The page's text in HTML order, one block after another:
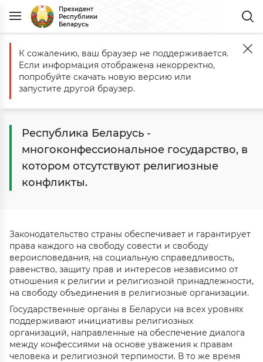
Президент
Республики
Беларусь
Главная Беларусь Гражданское общество Религия
Религия
Республика Беларусь -
многоконфессиональное государство, в
котором отсутствуют религиозные
конфликты.
Законодательство страны обеспечивает и гарантирует
права каждого на свободу совести и свободу
вероисповедания, на социальную справедливость,
равенство, защиту прав и интересов независимо от
отношения к религии и религиозной принадлежности,
на свободу объединения в религиозные организации.
Государственные органы в Беларуси на всех уровнях
поддерживают инициативы религиозных
организаций, направленные на обеспечение диалога
между конфессиями на основе уважения к правам
человека и религиозной терпимости. В то же время
К сожалению, ваш браузер не поддерживается.
Если информация отображена некорректно,
попробуйте скачать новую версию или
запустите другой браузер.